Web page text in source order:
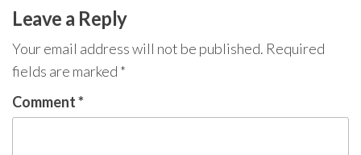
Leave a Reply
Your email address will not be published. Required
fields are marked *
Comment*